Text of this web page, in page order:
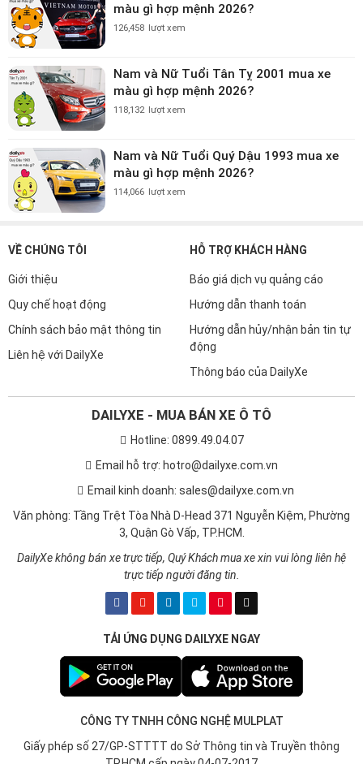
màu gì hợp mệnh 2026?
126,458 lượt xem
Nam và Nữ Tuổi Tân Tỵ 2001 mua xe
màu gì hợp mệnh 2026?
118,132 lượt xem
Nam và Nữ Tuổi Quý Dậu 1993 mua xe
màu gì hợp mệnh 2026?
114,066 lượt xem
VỀ CHÚNG TÔI
Giới thiệu
Quy chế hoạt động
Chính sách bảo mật thông tin
Liên hệ với DailyXe
HỖ TRỢ KHÁCH HÀNG
Báo giá dịch vụ quảng cáo
Hướng dẫn thanh toán
Hướng dẫn hủy/nhận bản tin tự
động
Thông báo của DailyXe
DAILYXE - MUA BÁN XE Ô TÔ
Hotline: 0899.49.04.07
Email hỗ trợ: hotro@dailyxe.com.vn
Email kinh doanh: sales@dailyxe.com.vn
Văn phòng: Tầng Trệt Tòa Nhà D-Head 371 Nguyễn Kiệm, Phường
3, Quận Gò Vấp, TP.HCM.
DailyXe không bán xe trực tiếp, Quý Khách mua xe xin vui lòng liên hệ
trực tiếp người đăng tin.
TẢI ỨNG DỤNG DAILYXE NGAY
CÔNG TY TNHH CÔNG NGHỆ MULPLAT
Giấy phép số 27/GP-STTTT do Sở Thông tin và Truyền thông